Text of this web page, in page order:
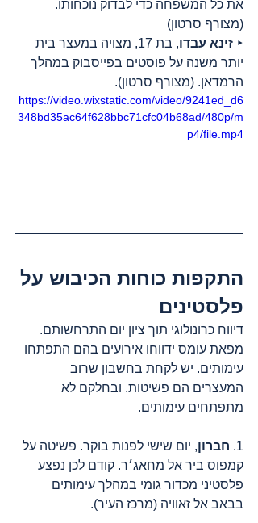
את כל המשפחה כדי לבדוק נוכחותו.
(מצורף סרטון)
‣ זינא עבדו
, בת 17, מצויה במעצר בית
יותר משנה על פוסטים בפייסבוק במהלך
הרמדאן. (מצורף סרטון).
https://video.wixstatic.com/video/9241ed_d6
348bd35ac64f628bbc71cfc04b68ad/480p/m
p4/file.mp4
התקפות כוחות הכיבוש על
פלסטינים
דיווח כרונולוגי תוך ציון יום התרחשותם.
מפאת עומס ידווחו אירועים בהם התפתחו
עימותים. יש לקחת בחשבון שרוב
המעצרים הם פשיטות. ובחלקם לא
מתפתחים עימותים.
1. חברון, יום שישי לפנות בוקר. פשיטה על
קמפוס ביר אל מחאג׳ר. קודם לכן נפצע
פלסטיני מכדור גומי במהלך עימותים
בבאב אל זאוויה (מרכז העיר).